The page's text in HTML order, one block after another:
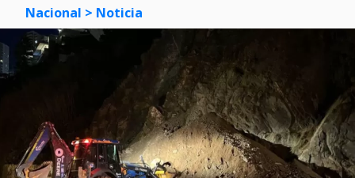
Nacional > Noticia